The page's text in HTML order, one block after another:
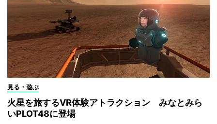
見る・遊ぶ
火星を旅するVR体験アトラクション みなとみら
いPLOT48に登場